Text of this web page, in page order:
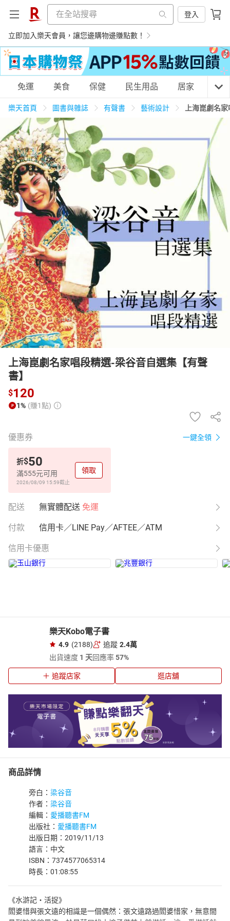
登入
立即加入樂天會員，讓您邊購物邊賺點數！
購物網分類
天天免運 美食蛋糕 養生保健 民生用品
居家生活 3C家電 運動休閒 親子玩具
女裝 男裝 化妝保養 情趣用品
日本購物 電子/紙本書
HOT
免運 美食 保健 民生用品 居家 3C
樂天首頁 圖書與雜誌 有聲書 藝術設計 上海崑劇名
上海崑劇名家唱段精選-梁谷音自選集【有聲
書】
$120
1% (賺1點)
優惠券 一鍵全領
折$50
滿555元可用
2026/08/09 15:59截止
領取
配送 無實體配送 免運
付款 信用卡／LINE Pay／AFTEE／ATM
信用卡優惠
樂天Kobo電子書
4.9 (2188) 追蹤 2.4萬
出貨速度 1 天回應率57%
追蹤店家 逛店舖
商品詳情
旁白： 梁谷音
作者： 梁谷音
編輯： 愛播聽書FM
出版社： 愛播聽書FM
出版日期：2019/11/13
語言：中文
ISBN：7374577065314
時長：01:08:55
《水滸記‧活捉》
閻婆惜與張文遠的相識是一個偶然：張文遠路過閻婆惜家，無意間